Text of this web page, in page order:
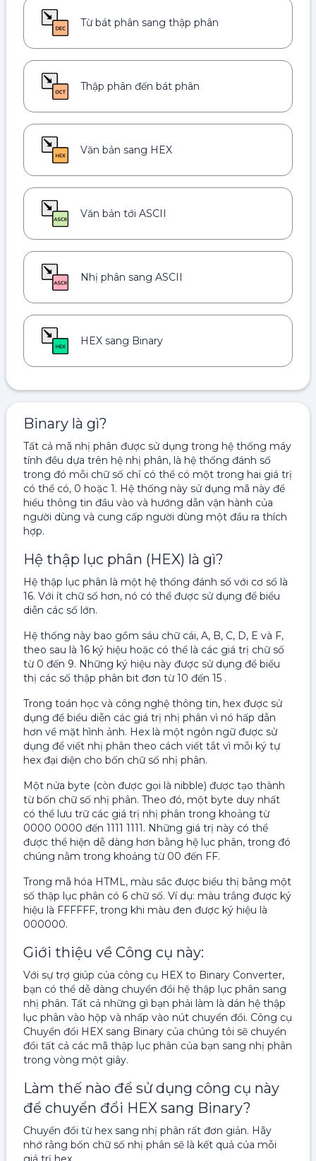
Từ bát phân sang thập phân
Thập phân đến bát phân
Văn bản sang HEX
Văn bản tới ASCII
Nhị phân sang ASCII
HEX sang Binary
Binary là gì?
Tất cả mã nhị phân được sử dụng trong hệ thống máy
tính đều dựa trên hệ nhị phân, là hệ thống đánh số
trong đó mỗi chữ số chỉ có thể có một trong hai giá trị
có thể có, 0 hoặc 1. Hệ thống này sử dụng mã này để
hiểu thông tin đầu vào và hướng dẫn vận hành của
người dùng và cung cấp người dùng một đầu ra thích
hợp.
Hệ thập lục phân (HEX) là gì?
Hệ thập lục phân là một hệ thống đánh số với cơ số là
16. Với ít chữ số hơn, nó có thể được sử dụng để biểu
diễn các số lớn.
Hệ thống này bao gồm sáu chữ cái, A, B, C, D, E và F,
theo sau là 16 ký hiệu hoặc có thể là các giá trị chữ số
từ 0 đến 9. Những ký hiệu này được sử dụng để biểu
thị các số thập phân bit đơn từ 10 đến 15 .
Trong toán học và công nghệ thông tin, hex được sử
dụng để biểu diễn các giá trị nhị phân vì nó hấp dẫn
hơn về mặt hình ảnh. Hex là một ngôn ngữ được sử
dụng để viết nhị phân theo cách viết tắt vì mỗi ký tự
hex đại diện cho bốn chữ số nhị phân.
Một nửa byte (còn được gọi là nibble) được tạo thành
từ bốn chữ số nhị phân. Theo đó, một byte duy nhất
có thể lưu trữ các giá trị nhị phân trong khoảng từ
0000 0000 đến 1111 1111. Những giá trị này có thể
được thể hiện dễ dàng hơn bằng hệ lục phân, trong đó
chúng nằm trong khoảng từ 00 đến FF.
Trong mã hóa HTML, màu sắc được biểu thị bằng một
số thập lục phân có 6 chữ số. Ví dụ: màu trắng được ký
hiệu là FFFFFF, trong khi màu đen được ký hiệu là
000000.
Giới thiệu về Công cụ này:
Với sự trợ giúp của công cụ HEX to Binary Converter,
bạn có thể dễ dàng chuyển đổi hệ thập lục phân sang
nhị phân. Tất cả những gì bạn phải làm là dán hệ thập
lục phân vào hộp và nhấp vào nút chuyển đổi. Công cụ
Chuyển đổi HEX sang Binary của chúng tôi sẽ chuyển
đổi tất cả các mã thập lục phân của bạn sang nhị phân
trong vòng một giây.
Làm thế nào để sử dụng công cụ này
để chuyển đổi HEX sang Binary?
Chuyển đổi từ hex sang nhị phân rất đơn giản. Hãy
nhớ rằng bốn chữ số nhị phân sẽ là kết quả của mỗi